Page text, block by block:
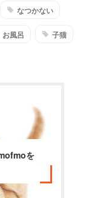
なつかない
お風呂 子猫
を